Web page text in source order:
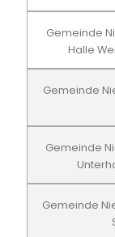
Gemeinde
Halle
Gemeinde
Gemeinde
Gemeinde